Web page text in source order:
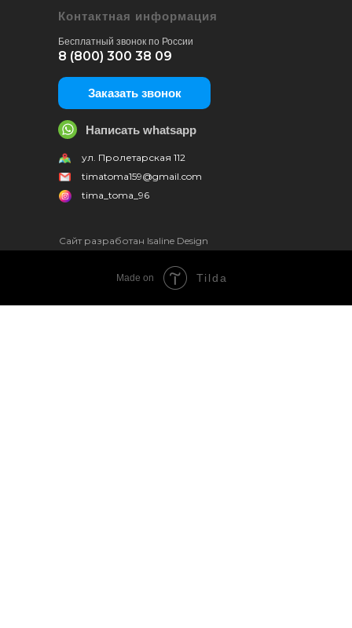
Контактная информация
ул. Пролетарская 112
timatoma159@gmail.com
tima_toma_96
8 (800) 300 38 09
Бесплатный звонок по России
Заказать звонок
Написать whatsapp
Сайт разработан Isaline Design
Made on Tilda